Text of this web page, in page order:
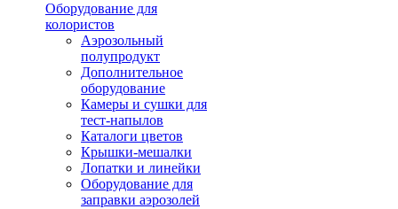
Оборудование для
колористов
Аэрозольный
полупродукт
Дополнительное
оборудование
Камеры и сушки для
тест-напылов
Каталоги цветов
Крышки-мешалки
Лопатки и линейки
Оборудование для
заправки аэрозолей